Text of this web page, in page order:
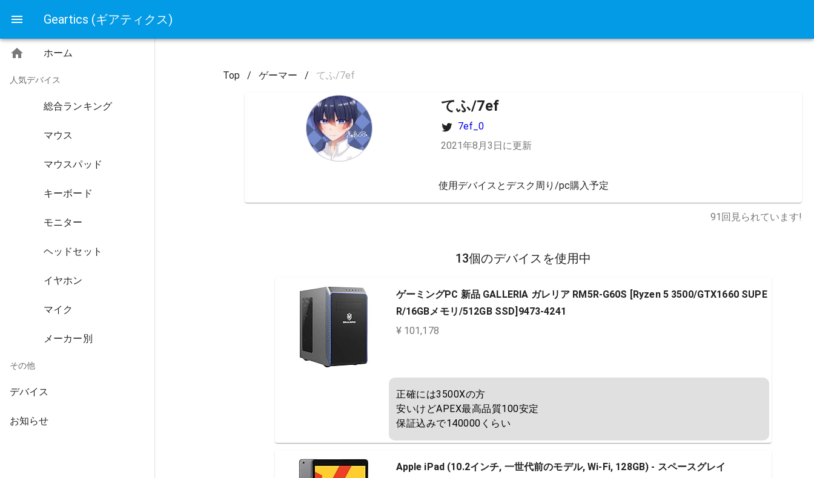
Geartics (ギアティクス)
ホーム
人気デバイス
総合ランキング
マウス
マウスパッド
キーボード
モニター
ヘッドセット
イヤホン
マイク
メーカー別
その他
デバイス
お知らせ
Top / ゲーマー / てふ/7ef
てふ/7ef
7ef_0
2021年8月3日に更新
使用デバイスとデスク周り/pc購入予定
91 回見られています!
13個のデバイスを使用中
ゲーミングPC 新品 GALLERIA ガレリア RM5R-G60S [Ryzen 5 3500/GTX1660 SUPE
R/16GBメモリ/512GB SSD]9473-4241
¥ 101,178
正確には3500Xの方
安いけどAPEX最高品質100安定
保証込みで140000くらい
Apple iPad (10.2インチ, 一世代前のモデル, Wi-Fi, 128GB) - スペースグレイ